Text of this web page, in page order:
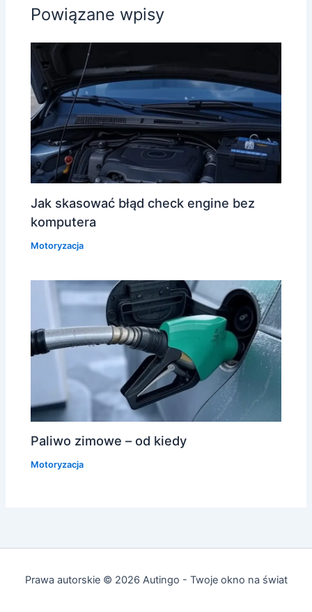
Powiązane wpisy
Jak skasować błąd check engine bez
komputera
Motoryzacja
Paliwo zimowe – od kiedy
Motoryzacja
Prawa autorskie © 2026 Autingo - Twoje okno na świat